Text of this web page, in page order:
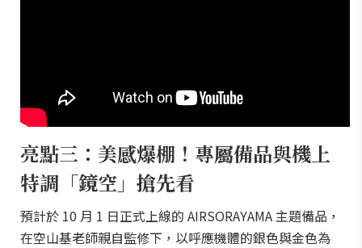
亮點三：美感爆棚！專屬備品與機上
特調「鏡空」搶先看
預計於 10 月 1 日正式上線的 AIRSORAYAMA 主題備品，
在空山基老師親自監修下，以呼應機體的銀色與金色為